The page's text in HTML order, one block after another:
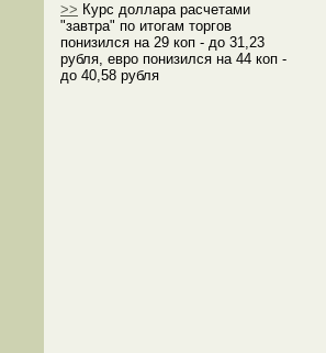
>> Курс доллара расчетами
"завтра" по итогам торгов
понизился на 29 коп - до 31,23
рубля, евро понизился на 44 коп -
до 40,58 рубля